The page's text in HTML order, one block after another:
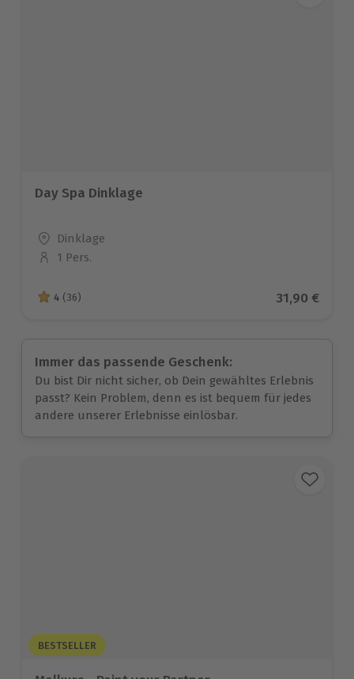
Day Spa Dinklage
Standort
Dinklage
Anzahl der Teilnehmer
1 Pers.
4 von 5 Sternen basierend auf 36 Bewertungen
4 (36) Aktueller
31,90 €
Immer das passende Geschenk:
Du bist Dir nicht sicher, ob Dein gewähltes Erlebnis
passt? Kein Problem, denn es ist bequem für jedes
andere unserer Erlebnisse einlösbar.
BESTSELLER